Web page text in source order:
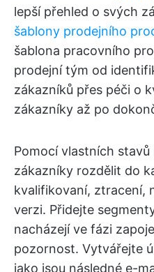
lepší přehled o svých
šablony prodejního
šablona pracovního
prodejní tým od
zákazníků přes péči o
zákazníky až po
Pomocí vlastních
zákazníky rozdělit do
kvalifikovaní, ztracení,
verzi. Přidejte
nacházejí ve fázi
pozornost. Vytvářejte
jako jsou následné e-